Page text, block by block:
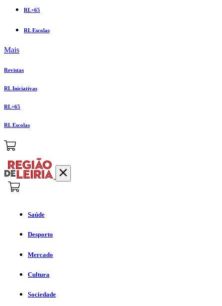
RL+65
RL Escolas
Mais
Revistas
RL Iniciativas
RL+65
RL Escolas
Saúde
Desporto
Mercado
Cultura
Sociedade